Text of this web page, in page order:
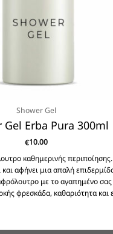
Shower Gel
Gel Erba Pura 300ml
€10.00
καθημερινής
αφήνει μια απαλή
με το αγαπημένο
φρεσκάδα, καθαριότητα και
ποσότητα